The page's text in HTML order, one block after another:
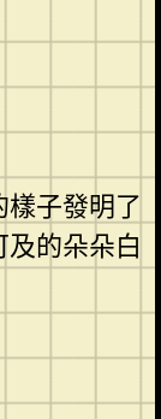
子發明了
的朵朵白